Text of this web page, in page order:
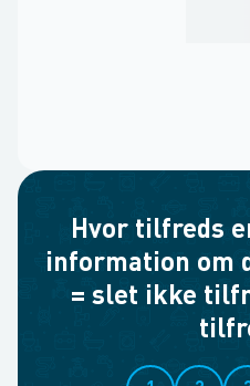
Hvor tilfreds
information om
= slet ikke